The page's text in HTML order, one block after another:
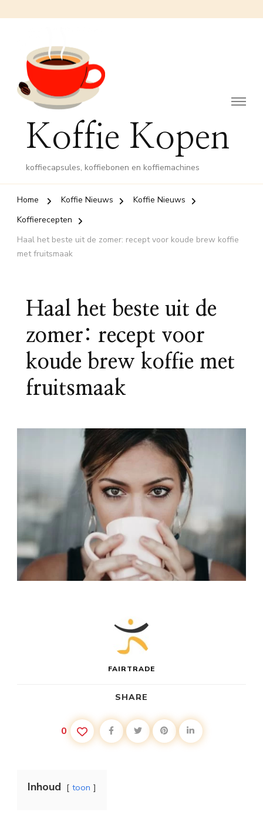
Koffie Kopen
koffiecapsules, koffiebonen en koffiemachines
Home Koffie Nieuws
Koffie Nieuws
Koffierecepten
Haal het beste uit de zomer: recept voor koude brew koffie
met fruitsmaak
Haal het beste uit de
zomer: recept voor
koude brew koffie met
fruitsmaak
FAIRTRADE
SHARE
0
Inhoud toon